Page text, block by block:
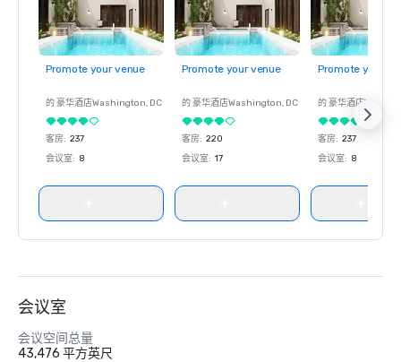
Promote your venue
的 豪华酒店Washington, DC
客房: 237
会议室: 8
Promote your venue
的 豪华酒店Washington, DC
客房: 220
会议室: 17
Promote your
的 豪华酒店
客房: 237
会议室: 8
会议室
会议空间总量
43,476 平方英尺